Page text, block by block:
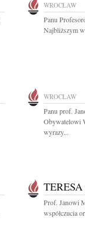
WROCŁAW
Panu
Najbliższym
WROCŁAW
Panu prof.
Obywatelowi
wyrazy...
TERESA
Prof. Janowi
współczucia